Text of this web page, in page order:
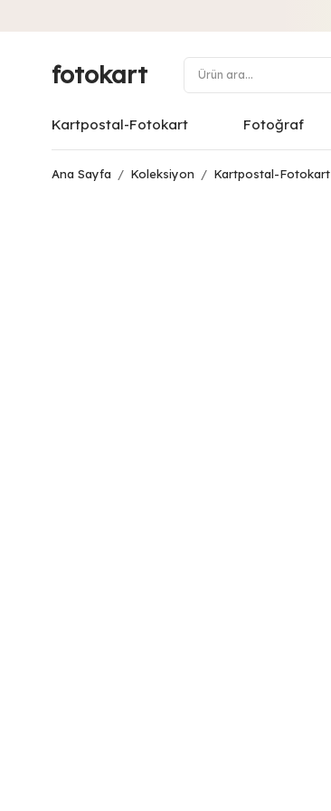
fotokart
Kartpostal-Fotokart Fotoğraf
Ana Sayfa / Koleksiyon / Kartpostal-Fotokart